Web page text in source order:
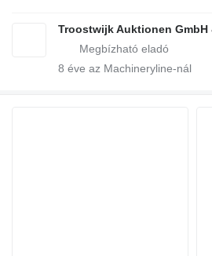
Troostwijk Auktionen GmbH
8 éve az Machineryline-nál